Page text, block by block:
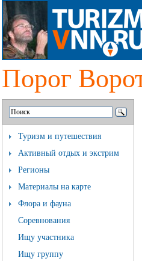
Порог
Туризм и путешествия
Активный отдых и экстрим
Регионы
Материалы на карте
Флора и фауна
Соревнования
Ищу участника
Ищу группу